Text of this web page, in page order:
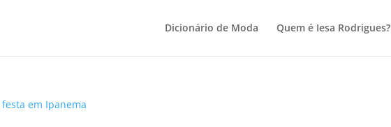
Dicionário de Moda Quem é Iesa Rodrigues?